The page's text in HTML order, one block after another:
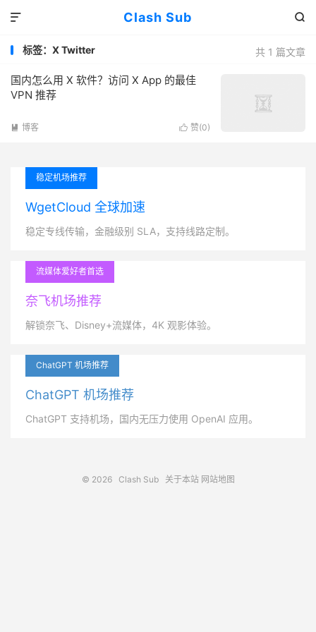
Clash Sub 

共 1 篇文章
标签：X Twitter
国内怎么用 X 软件？访问 X App 的最佳
VPN 推荐
 赞(0)
 博客
稳定机场推荐
WgetCloud 全球加速
稳定专线传输，金融级别 SLA，支持线路定制。
流媒体爱好者首选
奈飞机场推荐
解锁奈飞、Disney+流媒体，4K 观影体验。
ChatGPT 机场推荐
ChatGPT 机场推荐
ChatGPT 支持机场，国内无压力使用 OpenAI 应用。
© 2026 Clash Sub 关于本站 网站地图